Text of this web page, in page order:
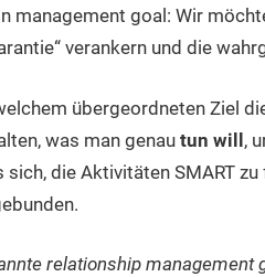
management goal: Wir
verankern und die
übergeordneten Ziel
was man genautun will,
sich, die Aktivitäten SMART
relationship management